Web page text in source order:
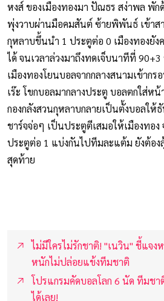
หงส์ ของเมืองทองมา ปัณธร สง่าพล พัก
พุ่งวาบผ่านมือคมสันต์ ซ้ายพิพันธ์ เข้าส
กุหลาบขึ้นนำ 1 ประตูต่อ 0 เมืองทองยัง
ได้ จนเวลาล่วงมาถึงทดเจ็บนาทีที่
เมืองทองโยนบอลจากกลางสนามเข้าก
เร๊ะ โขกบอลมากลางประตู บอลตกใส่ห
กองกลังสวนกุหลาบกลายเป็นตั้งบอลใ
ชาร์จจ่อๆ เป็นประตูตีเสมอให้เมืองทอง
ประตูต่อ 1 แบ่งกันไปทีมละแต้ม ยังต้อง
สุดท้าย
ไม่มีใครไม่รักชาติ! "เนวิน" ชี้แจง
หนักไม่ปล่อยแข้งทีมชาติ
โปรแกรมคัดบอลโลก 6 นัด ทีมช
ได้เลย!